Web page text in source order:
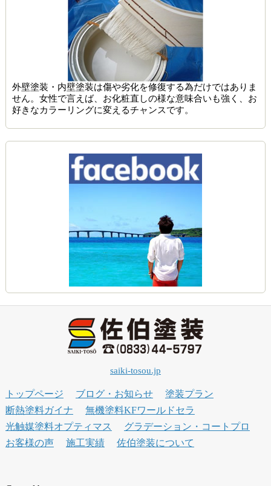
外壁塗装・内壁塗装は傷や劣化を修復する為だけではありま
せん。女性で言えば、お化粧直しの様な意味合いも強く、お
好きなカラーリングに変えるチャンスです。
saiki-tosou.jp
トップページ ブログ・お知らせ
塗装プラン
断熱塗料ガイナ
無機塗料KFワールドセラ
光触媒塗料オプティマス
グラデーション・コートプロ
お客様の声
施工実績 佐伯塗装について